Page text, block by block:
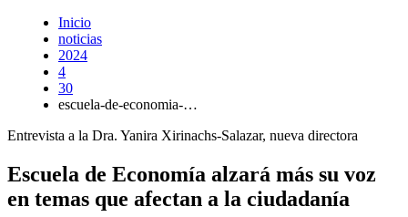
Inicio
noticias
2024
4
30
escuela-de-economia-…
Entrevista a la Dra. Yanira Xirinachs-Salazar, nueva directora
Escuela de Economía alzará más su voz
en temas que afectan a la ciudadanía